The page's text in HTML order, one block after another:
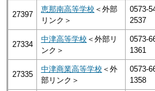
27397
恵那南高等学校 ＜外部
リンク＞
0573-
2537
27334
中津高等学校 ＜外部リ
ンク＞
0573-
1361
27335
中津商業高等学校 ＜外
部リンク＞
0573-
1358